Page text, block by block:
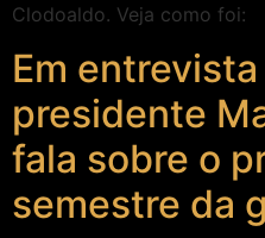
Clodoaldo. Veja como foi:
Em
presidente
fala sobre o
semestre da